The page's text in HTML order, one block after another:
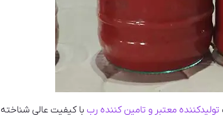
تولیدکننده معتبر و تامین کننده رب با کیفیت عالی شناخته